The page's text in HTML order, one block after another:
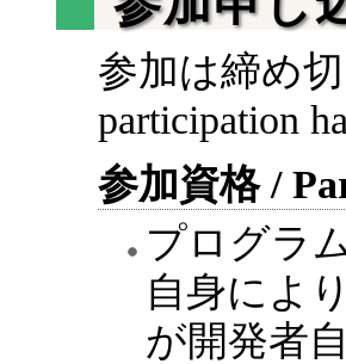
参加は締め
participation
参加資格 /
プログラ
自身によ
が開発者